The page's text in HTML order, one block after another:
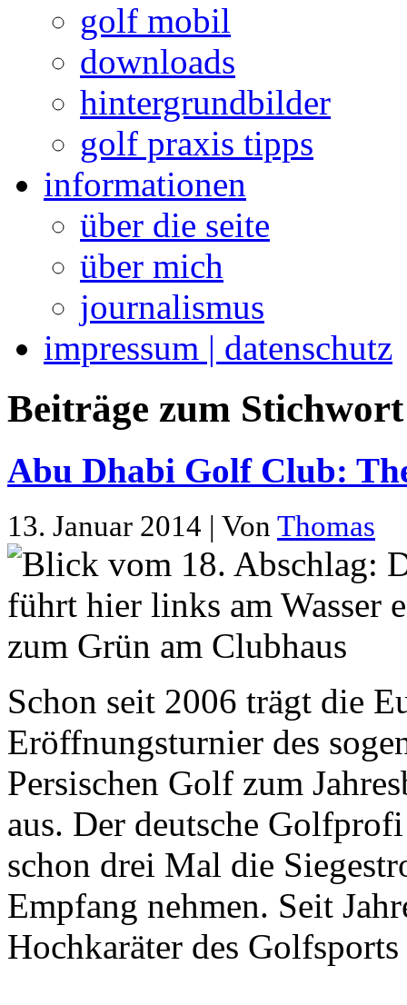
golf mobil
downloads
hintergrundbilder
golf praxis tipps
informationen
über die seite
über mich
journalismus
impressum | datenschutz
Beiträge zum
Abu Dhabi Golf Club:
13. Januar 2014 | Von Thomas
Schon seit 2006 trägt die
Eröffnungsturnier des
Persischen Golf zum
aus. Der deutsche
schon drei Mal die
Empfang nehmen. Seit
Hochkaräter des